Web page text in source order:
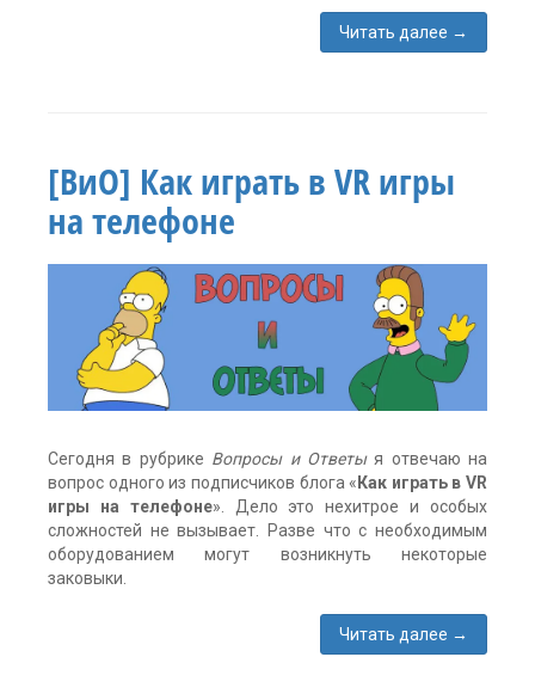
Читать далее →
Samsung,
приложе,
программа
виртуальной
комментария
[ВиО] Как играть в VR игры
на телефоне
Сегодня в рубрике Вопросы и Ответыя отвечаю на
вопрос одного из подписчиков блога « Как играть в VR
игры на телефоне». Дело это нехитрое и особых
сложностей не вызывает. Разве что с необходимым
оборудованием могут возникнуть некоторые
заковыки.
Читать далее →